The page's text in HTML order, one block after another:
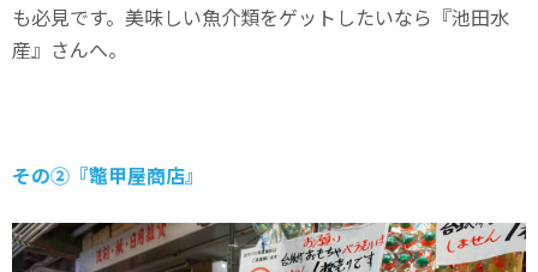
も必見です。美味しい魚介類をゲットしたいなら『池田水
産』さんへ。
その②『鼈甲屋商店』